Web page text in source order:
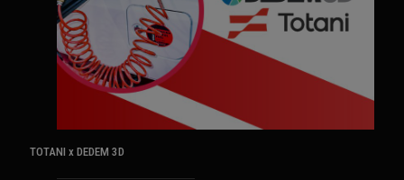
TOTANI x DEDEM 3D